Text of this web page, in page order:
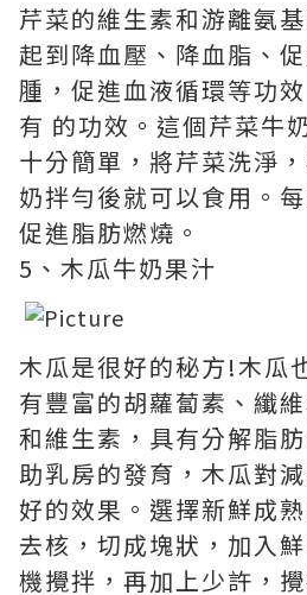
芹菜的維生素和游離氨
起到降血壓、降血脂、
腫，促進血液循環等功
有 的功效。這個芹菜牛
十分簡單，將芹菜洗淨
奶拌勻後就可以食用。
促進脂肪燃燒。
5、木瓜牛奶果汁
木瓜是很好的秘方!木瓜
有豐富的胡蘿蔔素、纖
和維生素，具有分解脂
助乳房的發育，木瓜對
好的效果。選擇新鮮成
去核，切成塊狀，加入
機攪拌，再加上少許，